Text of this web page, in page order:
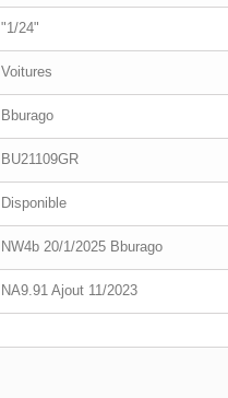
"1/24"
Voitures
Bburago
BU21109GR
Disponible
NW4b 20/1/2025 Bburago
NA9.91 Ajout 11/2023